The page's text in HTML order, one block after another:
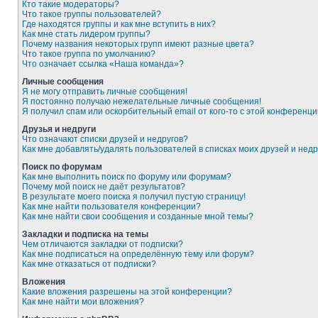
Кто такие модераторы?
Что такое группы пользователей?
Где находятся группы и как мне вступить в них?
Как мне стать лидером группы?
Почему названия некоторых групп имеют разные цвета?
Что такое группа по умолчанию?
Что означает ссылка «Наша команда»?
Личные сообщения
Я не могу отправить личные сообщения!
Я постоянно получаю нежелательные личные сообщения!
Я получил спам или оскорбительный email от кого-то с этой
Друзья и недруги
Что означают списки друзей и недругов?
Как мне добавлять/удалять пользователей в списках моих друзей и
Поиск по форумам
Как мне выполнить поиск по форуму или форумам?
Почему мой поиск не даёт результатов?
В результате моего поиска я получил пустую страницу!
Как мне найти пользователя конференции?
Как мне найти свои сообщения и созданные мной темы?
Закладки и подписка на темы
Чем отличаются закладки от подписки?
Как мне подписаться на определённую тему или форум?
Как мне отказаться от подписки?
Вложения
Какие вложения разрешены на этой конференции?
Как мне найти мои вложения?